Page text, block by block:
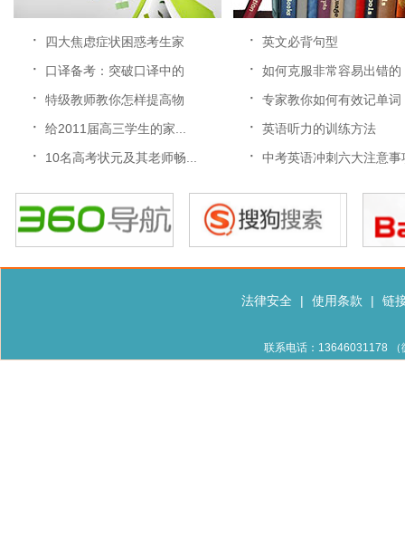
· 四大焦虑症状困惑考生家
长...
· 口译备考：突破口译中的
速...
· 特级教师教你怎样提高物
理...
· 给2011届高三学生的家...
· 10名高考状元及其老师畅...
· 英文必背句型
· 如何克服非常容易出错的
中...
· 专家教你如何有效记单词
· 英语听力的训练方法
· 中考英语冲刺六大注意事
法律安全 | 使用条款 | 链
联系电话：13646031178